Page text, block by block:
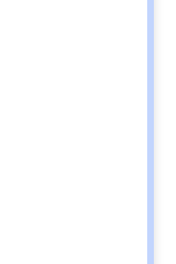
クトなモ
を楽しめ
アにマッ